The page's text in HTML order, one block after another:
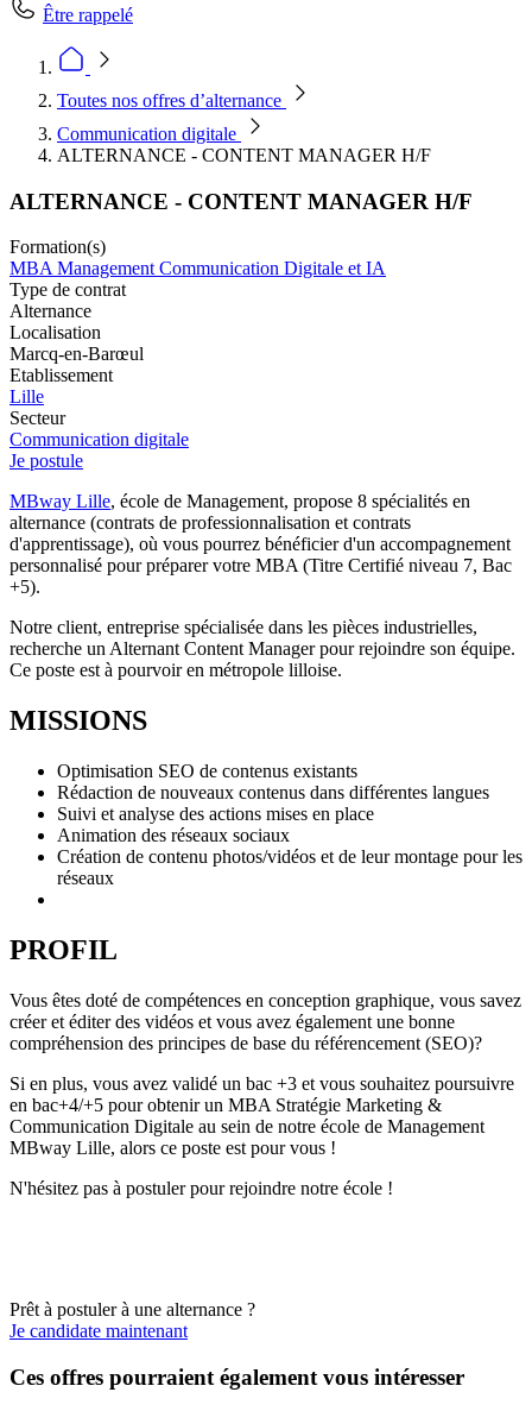
Être rappelé
Toutes nos offres d’alternance
Communication digitale
ALTERNANCE - CONTENT MANAGER H/F
ALTERNANCE - CONTENT MANAGER H/F
Formation(s)
MBA Management Communication Digitale et IA
Type de contrat
Alternance
Localisation
Marcq-en-Barœul
Etablissement
Lille
Secteur
Communication digitale
Je postule
MBway Lille, école de Management, propose 8 spécialités en
alternance (contrats de professionnalisation et contrats
d'apprentissage), où vous pourrez bénéficier d'un accompagnement
personnalisé pour préparer votre MBA (Titre Certifié niveau 7, Bac
+5).
Notre client, entreprise spécialisée dans les pièces industrielles,
recherche un Alternant Content Manager pour rejoindre son équipe.
Ce poste est à pourvoir en métropole lilloise.
MISSIONS
Optimisation SEO de contenus existants
Rédaction de nouveaux contenus dans différentes langues
Suivi et analyse des actions mises en place
Animation des réseaux sociaux
Création de contenu photos/vidéos et de leur montage pour les
réseaux
PROFIL
Vous êtes doté de compétences en conception graphique, vous savez
créer et éditer des vidéos et vous avez également une bonne
compréhension des principes de base du référencement (SEO)?
Si en plus, vous avez validé un bac +3 et vous souhaitez poursuivre
en bac+4/+5 pour obtenir un MBA Stratégie Marketing &
Communication Digitale au sein de notre école de Management
MBway Lille, alors ce poste est pour vous !
N'hésitez pas à postuler pour rejoindre notre école !
Prêt à postuler à une alternance ?
Je candidate maintenant
Ces offres pourraient également vous intéresser